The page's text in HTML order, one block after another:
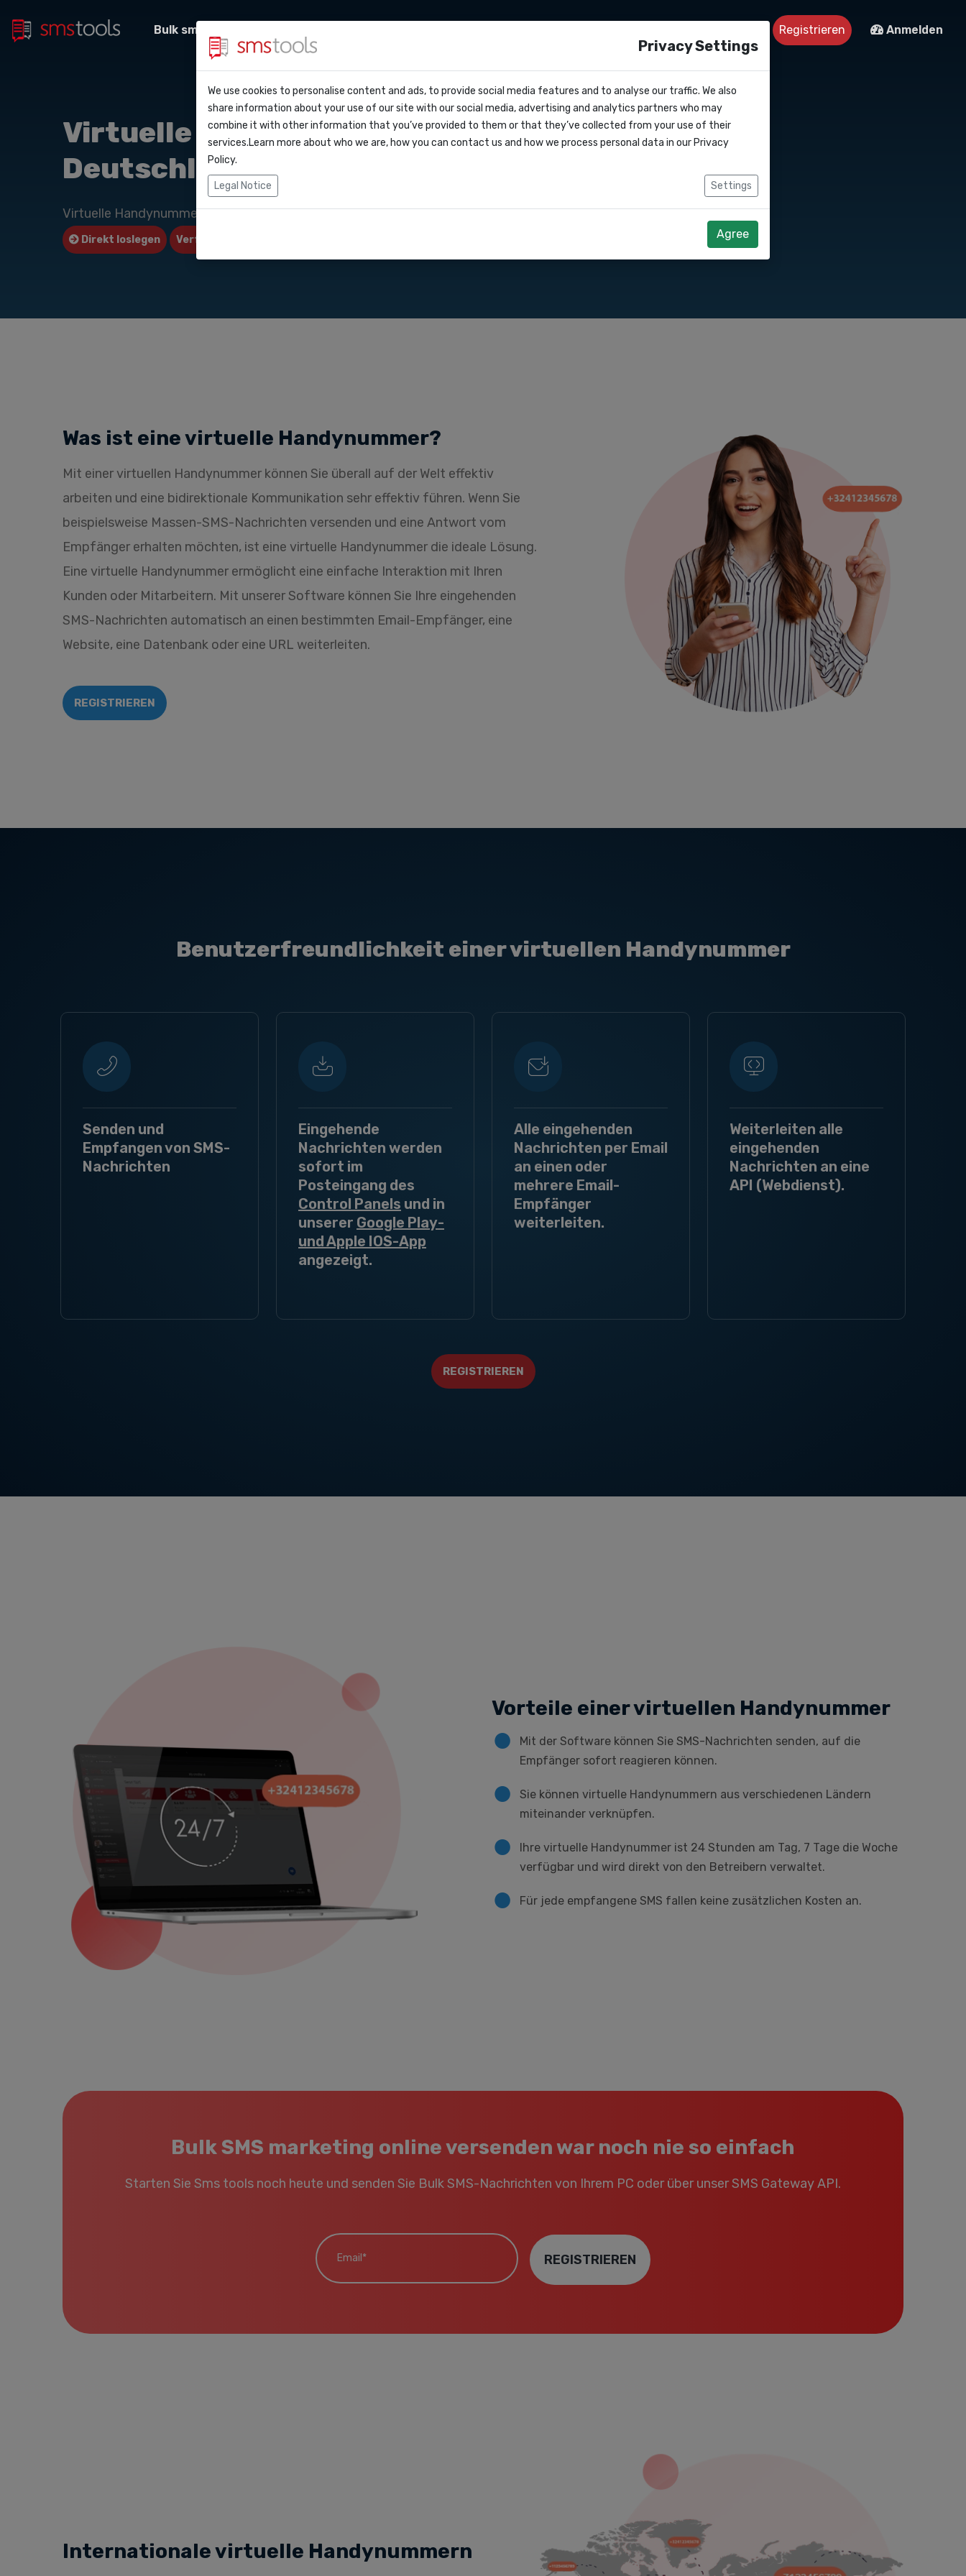
Bulk sms massenversand Registrieren Anmelden
API Docs
Webhooks
Zapier
Blog
Service level agreement
(sla)
Eine preisangabe anfragen
Virtuelle Handynummer Kaufen aus
Deutschland
Virtuelle Handynummer zum Senden und Empfangen von SMS-Nachrichten verwenden
Direkt loslegen Verfügbare Datenbank ansehen
Was ist eine virtuelle Handynummer?
Mit einer virtuellen Handynummer können Sie überall auf der Welt effektiv
arbeiten und eine bidirektionale Kommunikation sehr effektiv führen. Wenn Sie
beispielsweise Massen-SMS-Nachrichten versenden und eine Antwort vom
Empfänger erhalten möchten, ist eine virtuelle Handynummer die ideale Lösung.
Eine virtuelle Handynummer ermöglicht eine einfache Interaktion mit Ihren
Kunden oder Mitarbeitern. Mit unserer Software können Sie Ihre eingehenden
SMS-Nachrichten automatisch an einen bestimmten Email-Empfänger, eine
Website, eine Datenbank oder eine URL weiterleiten.
REGISTRIEREN
Benutzerfreundlichkeit einer virtuellen Handynummer
Senden und
Empfangen von SMS-
Nachrichten
Eingehende
Nachrichten werden
sofort im
Posteingang des
Control Panels und in
unserer Google Play-
und Apple IOS-App
angezeigt.
Alle eingehenden
Nachrichten per Email
an einen oder
mehrere Email-
Empfänger
weiterleiten.
Weiterleiten alle
eingehenden
Nachrichten an eine
API (Webdienst).
REGISTRIEREN
Vorteile einer virtuellen Handynummer
Mit der Software können Sie SMS-Nachrichten senden, auf die
Empfänger sofort reagieren können.
Sie können virtuelle Handynummern aus verschiedenen Ländern
miteinander verknüpfen.
Ihre virtuelle Handynummer ist 24 Stunden am Tag, 7 Tage die Woche
verfügbar und wird direkt von den Betreibern verwaltet.
Für jede empfangene SMS fallen keine zusätzlichen Kosten an.
Bulk SMS marketing online versenden war noch nie so einfach
Starten Sie Sms tools noch heute und senden Sie Bulk SMS-Nachrichten von Ihrem PC oder über unser SMS Gateway API.
Email*
REGISTRIEREN
Internationale virtuelle Handynummern
Privacy Settings
We use cookies to personalise content and ads, to provide social media features and to analyse our traffic. We also
share information about your use of our site with our social media, advertising and analytics partners who may
combine it with other information that you’ve provided to them or that they’ve collected from your use of their
services.Learn more about who we are, how you can contact us and how we process personal data in our Privacy
Policy.
Legal Notice Settings
Agree